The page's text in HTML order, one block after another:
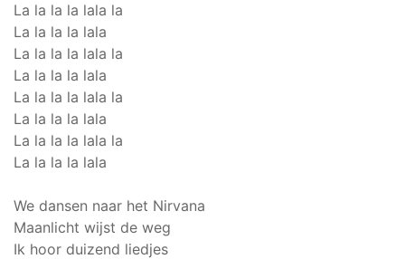
La la la la lala la
La la la la lala
La la la la lala la
La la la la lala
La la la la lala la
La la la la lala
La la la la lala la
La la la la lala
We dansen naar het Nirvana
Maanlicht wijst de weg
Ik hoor duizend liedjes